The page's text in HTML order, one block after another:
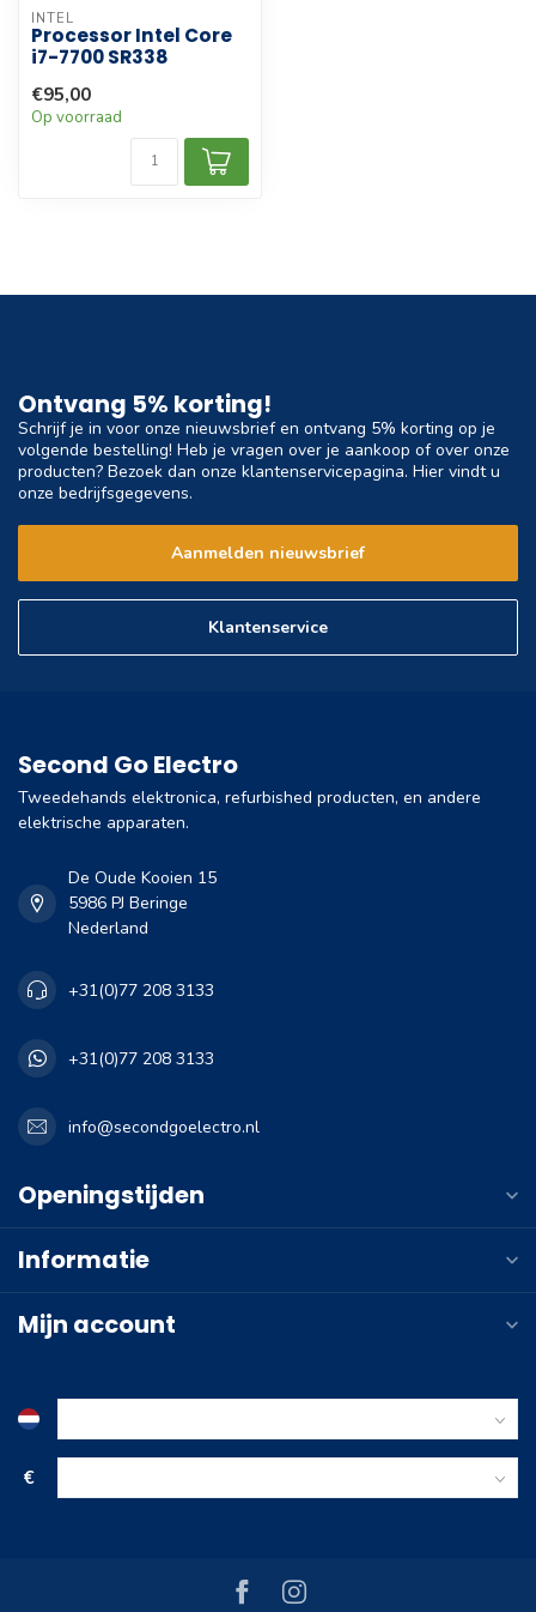
INTEL
Processor Intel Core
i7-7700 SR338
€95,00
Op voorraad
Ontvang 5% korting!
Schrijf je in voor onze nieuwsbrief en ontvang 5% korting op je
volgende bestelling! Heb je vragen over je aankoop of over onze
producten? Bezoek dan onze klantenservicepagina. Hier vindt u
onze bedrijfsgegevens.
Aanmelden nieuwsbrief
Klantenservice
Second Go Electro
Tweedehands elektronica, refurbished producten, en andere
elektrische apparaten.
De Oude Kooien 15
5986 PJ Beringe
Nederland
+31(0)77 208 3133
+31(0)77 208 3133
info@secondgoelectro.nl
Openingstijden
Informatie
Mijn account
€